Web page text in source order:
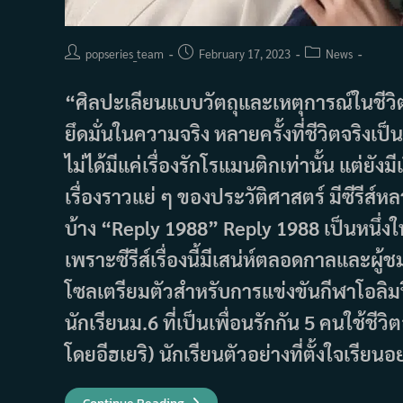
Postpopseries_team
PostFebruary 17, 2023
PostNews
“ศิลปะเลียนแบบวัตถุและเหตุการณ์ในชี
ยึดมั่นในความจริง หลายครั้งที่ชีวิตจริงเป็
ไม่ได้มีแค่เรื่องรักโรแมนติกเท่านั้น แต่ยั
เรื่องราวแย่ ๆ ของประวัติศาสตร์ มีซีรีส์หล
บ้าง “Reply 1988” Reply 1988 เป็นหนึ่
เพราะซีรีส์เรื่องนี้มีเสน่ห์ตลอดกาลและผู้
โซลเตรียมตัวสำหรับการแข่งขันกีฬาโอ
นักเรียนม.6 ที่เป็นเพื่อนรักกัน 5 คนใช้ชีวิ
โดยอีฮเยริ) นักเรียนตัวอย่างที่ตั้งใจเรีย